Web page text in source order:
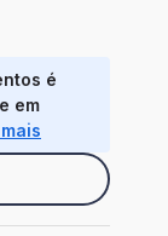
é
em